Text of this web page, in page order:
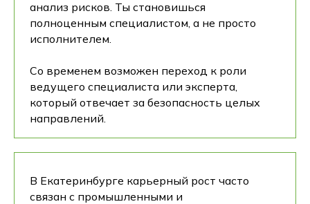
анализ рисков. Ты становишься
полноценным специалистом, а не просто
исполнителем.
Со временем возможен переход к роли
ведущего специалиста или эксперта,
который отвечает за безопасность целых
направлений.
В Екатеринбурге карьерный рост часто
связан с промышленными и